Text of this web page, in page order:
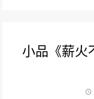
父
小品《薪火